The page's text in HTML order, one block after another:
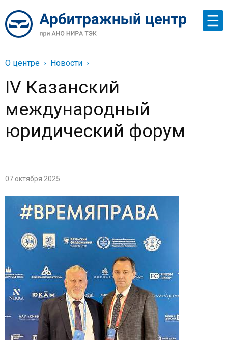
О центре Новости
IV Казанский
международный
юридический форум
07 октября 2025